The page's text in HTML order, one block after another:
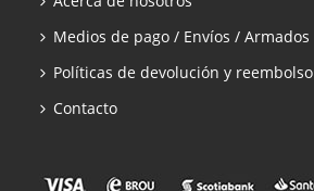
Medios de pago / Envíos / Armados
Políticas de devolución y reembolso
Contacto